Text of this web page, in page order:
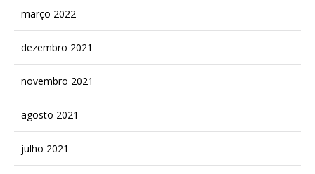
março 2022
dezembro 2021
novembro 2021
agosto 2021
julho 2021